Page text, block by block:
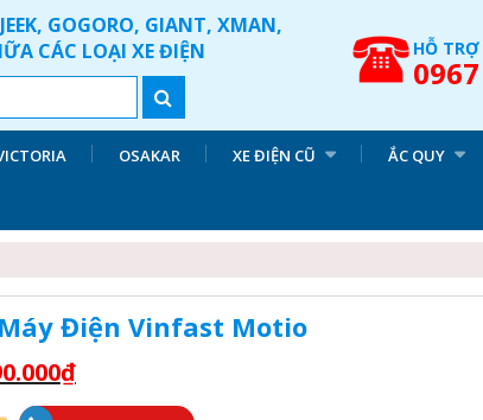
GOGORO, GIANT, XMAN,
CÁC LOẠI XE ĐIỆN
HỖ
OSAKAR XE ĐIỆN CŨ ẮC QUY
Điện Vinfast Motio
₫